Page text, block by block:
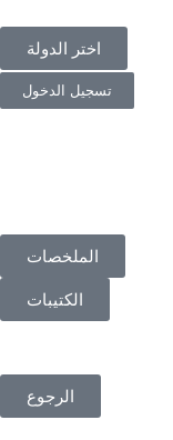
اختر الدولة
تسجيل الدخول
الملخصات
الكتيبات
الرجوع